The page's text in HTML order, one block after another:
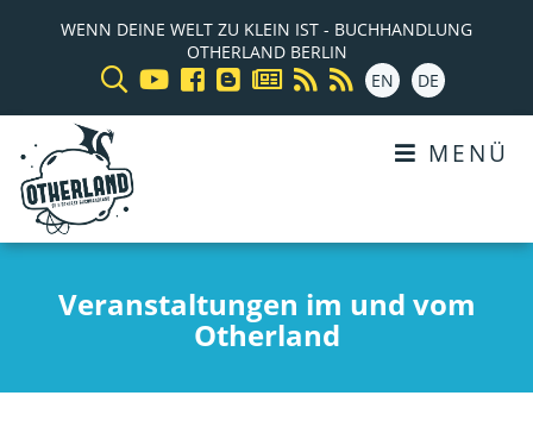
WENN DEINE WELT ZU KLEIN IST - BUCHHANDLUNG
OTHERLAND BERLIN
EN
DE
MENÜ
Veranstaltungen im und vom
Otherland